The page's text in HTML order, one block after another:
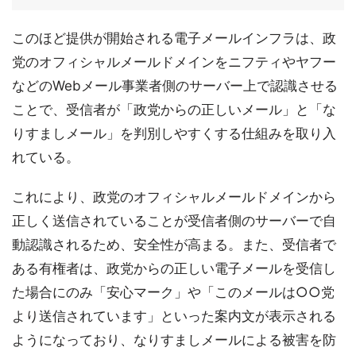
このほど提供が開始される電子メールインフラは、政
党のオフィシャルメールドメインをニフティやヤフー
などのWebメール事業者側のサーバー上で認識させる
ことで、受信者が「政党からの正しいメール」と「な
りすましメール」を判別しやすくする仕組みを取り入
れている。
これにより、政党のオフィシャルメールドメインから
正しく送信されていることが受信者側のサーバーで自
動認識されるため、安全性が高まる。また、受信者で
ある有権者は、政党からの正しい電子メールを受信し
た場合にのみ「安心マーク」や「このメールは○○党
より送信されています」といった案内文が表示される
ようになっており、なりすましメールによる被害を防